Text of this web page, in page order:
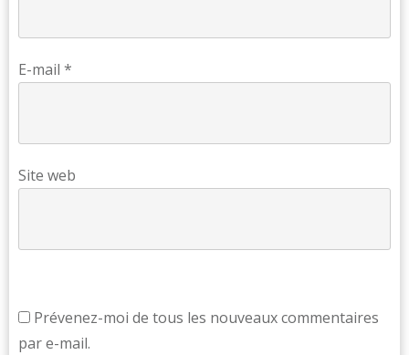
E-mail *
Site web
Prévenez-moi de tous les nouveaux commentaires
par e-mail.